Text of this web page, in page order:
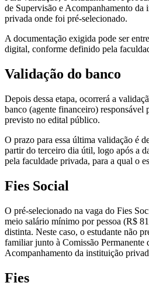
de Supervisão e Acompanhamento da
privada onde foi pré-selecionado.
A documentação exigida pode ser
digital, conforme definido pela
Validação do banco
Depois dessa etapa, ocorrerá a
banco (agente financeiro)
previsto no edital público.
O prazo para essa última validação é
partir do terceiro dia útil, logo após a
pela faculdade privada, para a qual o
Fies Social
O pré-selecionado na vaga do Fies
meio salário mínimo por pessoa (R$
distinta. Neste caso, o estudante não
familiar junto à Comissão Permanente
Acompanhamento da instituição
Fies